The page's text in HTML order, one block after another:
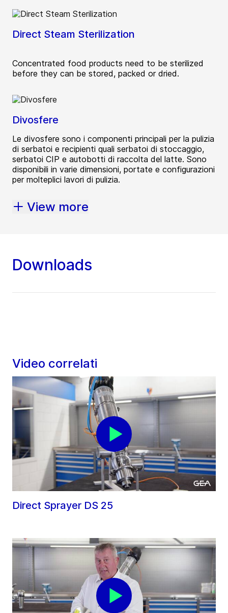
Direct Steam Sterilization
Concentrated food products need to be sterilized
before they can be stored, packed or dried.
Divosfere
Le divosfere sono i componenti principali per la pulizia
di serbatoi e recipienti quali serbatoi di stoccaggio,
serbatoi CIP e autobotti di raccolta del latte. Sono
disponibili in varie dimensioni, portate e configurazioni
per molteplici lavori di pulizia.
View more
Downloads
Video correlati
Direct Sprayer DS 25